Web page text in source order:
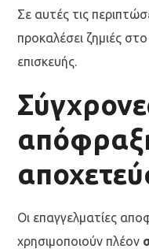
Σε αυτές τις
προκαλέσει ζημιές
επισκευής.
Οι επαγγελματίες
χρησιμοποιούν πλέον